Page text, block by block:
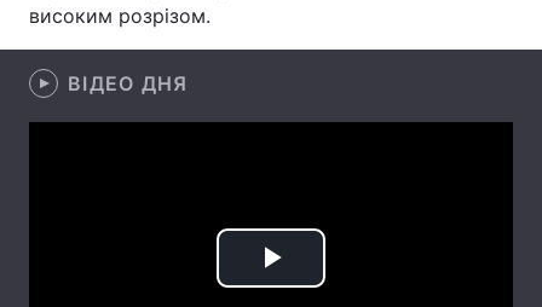
Цікавинки
високим розрізом.
ВІДЕО ДНЯ
Play